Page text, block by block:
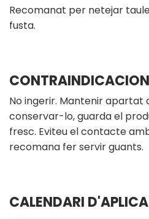
Recomanat per netejar
fusta.
No ingerir. Mantenir apartat
conservar-lo, guarda el
fresc. Eviteu el contacte
recomana fer servir guants.
CALENDARI